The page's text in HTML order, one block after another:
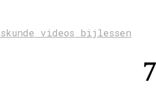
videos bijlessen